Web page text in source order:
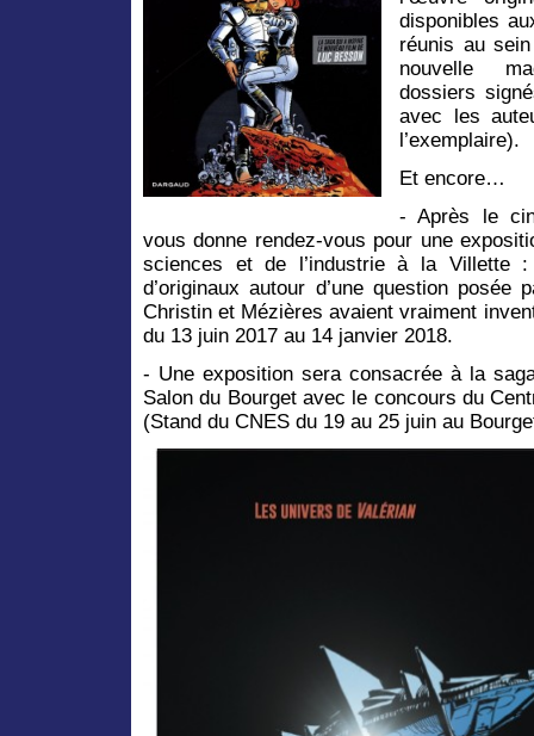
disponibles
réunis au
nouvelle
dossiers
avec les
l’exemplaire).
Et encore…
- Après le
vous donne rendez-vous pour une
sciences et de l’industrie à la Villette :
d’originaux autour d’une question
Christin et Mézières avaient vraiment
du 13 juin 2017 au 14 janvier 2018.
- Une exposition sera consacrée à la
Salon du Bourget avec le concours du
(Stand du CNES du 19 au 25 juin au